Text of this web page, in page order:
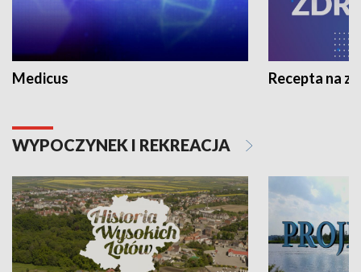
Medicus Recepta na
WYPOCZYNEK I REKREACJA